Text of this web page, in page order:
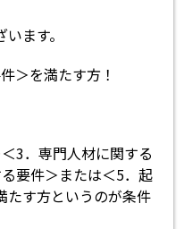
ます。
＞を満たす方！
3．専門人材に関する
要件＞または＜5．起
たす方というのが条件